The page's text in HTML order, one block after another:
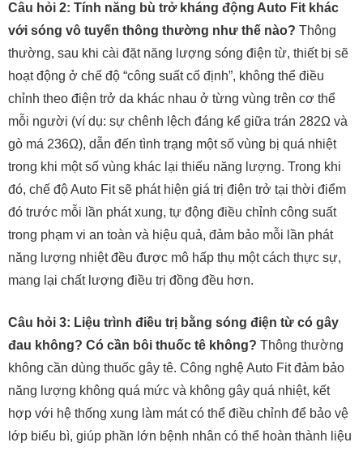
Câu hỏi 2: Tính năng bù trở kháng động Auto Fit khác
với sóng vô tuyến thông thường như thế nào? Thông
thường, sau khi cài đặt năng lượng sóng điện từ, thiết bị sẽ
hoạt động ở chế độ “công suất cố định”, không thể điều
chỉnh theo điện trở da khác nhau ở từng vùng trên cơ thể
mỗi người (ví dụ: sự chênh lệch đáng kể giữa trán 282Ω và
gò má 236Ω), dẫn đến tình trạng một số vùng bị quá nhiệt
trong khi một số vùng khác lại thiếu năng lượng. Trong khi
đó, chế độ Auto Fit sẽ phát hiện giá trị điện trở tại thời điểm
đó trước mỗi lần phát xung, tự động điều chỉnh công suất
trong phạm vi an toàn và hiệu quả, đảm bảo mỗi lần phát
năng lượng nhiệt đều được mô hấp thụ một cách thực sự,
mang lại chất lượng điều trị đồng đều hơn.
Câu hỏi 3: Liệu trình điều trị bằng sóng điện từ có gây
đau không? Có cần bôi thuốc tê không? Thông thường
không cần dùng thuốc gây tê. Công nghệ Auto Fit đảm bảo
năng lượng không quá mức và không gây quá nhiệt, kết
hợp với hệ thống xung làm mát có thể điều chỉnh để bảo vệ
lớp biểu bì, giúp phần lớn bệnh nhân có thể hoàn thành liệu